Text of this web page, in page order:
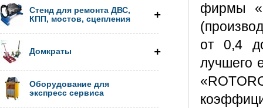
фирмы
от 0,4
лучшего
Стенд для ремонта ДВС,
КПП, мостов, сцепления
Домкраты
Оборудование для
экспресс сервиса